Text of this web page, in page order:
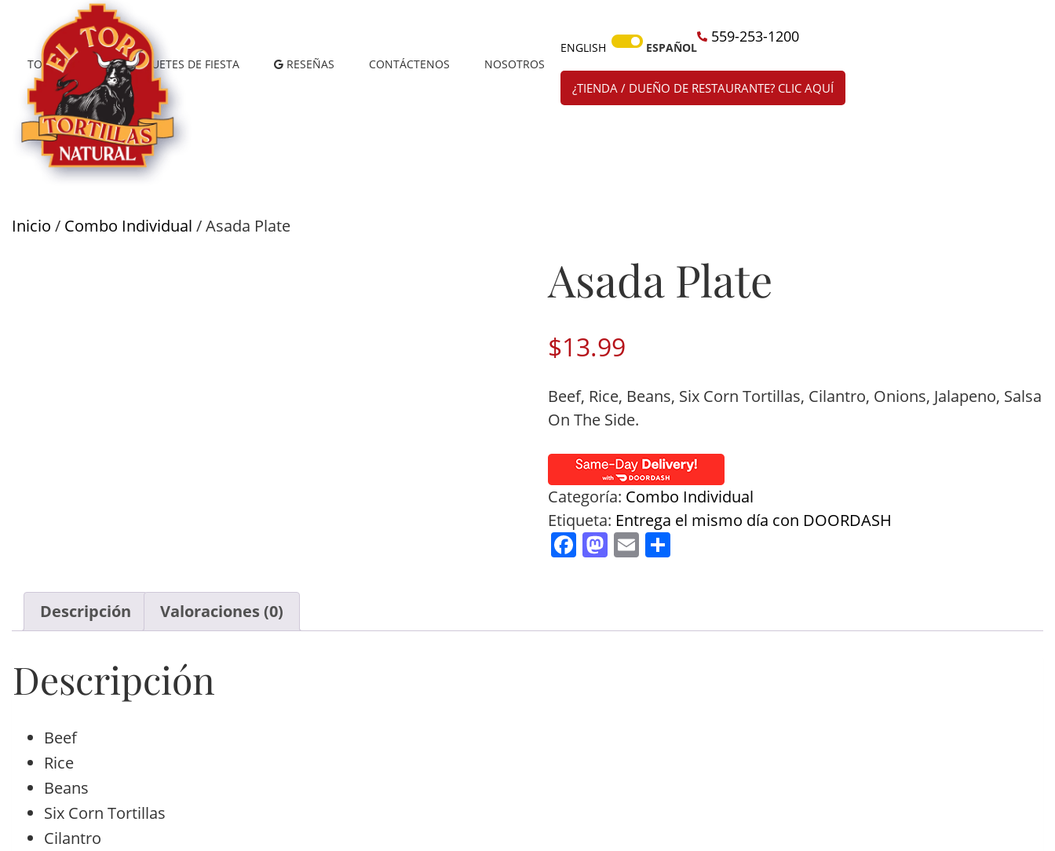
TORTILLAS PAQUETES DE FIESTA RESEÑAS CONTÁCTENOS NOSOTROS
ENGLISH ESPAÑOL
559-253-1200
¿TIENDA / DUEÑO DE RESTAURANTE? CLIC AQUÍ
Inicio / Combo Individual / Asada Plate
Asada Plate
$13.99
Beef, Rice, Beans, Six Corn Tortillas, Cilantro, Onions, Jalapeno, Salsa
On The Side.
Categoría: Combo Individual
Etiqueta: Entrega el mismo día con DOORDASH
Facebook
Mastodon
Email
Descripción Valoraciones (0)
Descripción
Beef
Rice
Beans
Six Corn Tortillas
Cilantro